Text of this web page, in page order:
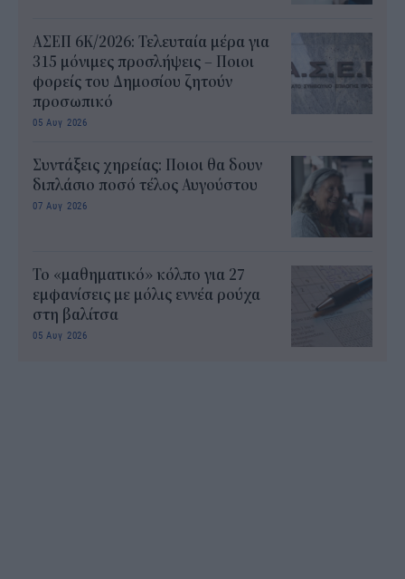
ΑΣΕΠ 6Κ/2026: Τελευταία μέρα για
315 μόνιμες προσλήψεις – Ποιοι
φορείς του Δημοσίου ζητούν
προσωπικό
05 Αυγ 2026
Συντάξεις χηρείας: Ποιοι θα δουν
διπλάσιο ποσό τέλος Αυγούστου
07 Αυγ 2026
Το «μαθηματικό» κόλπο για 27
εμφανίσεις με μόλις εννέα ρούχα
στη βαλίτσα
05 Αυγ 2026